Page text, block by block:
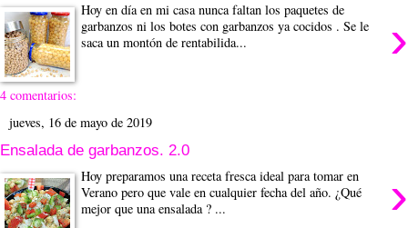
›
Hoy en día en mi casa nunca faltan los paquetes de
garbanzos ni los botes con garbanzos ya cocidos . Se le
saca un montón de rentabilida...
4 comentarios:
jueves, 16 de mayo de 2019
Ensalada de garbanzos. 2.0
›
Hoy preparamos una receta fresca ideal para tomar en
Verano pero que vale en cualquier fecha del año. ¿Qué
mejor que una ensalada ? ...